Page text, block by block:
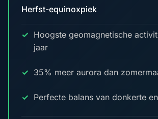
Herfst-equinoxpiek
Hoogste geomagnetische
jaar
35% meer aurora dan
Perfecte balans van donkerte